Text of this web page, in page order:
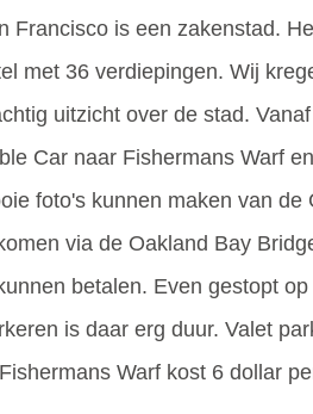
Francisco is een zakenstad.
met 36 verdiepingen. Wij
uitzicht over de stad.
Car naar Fishermans Warf
foto's kunnen maken van
via de Oakland Bay
betalen. Even gestopt
is daar erg duur. Valet
Warf kost 6 dollar